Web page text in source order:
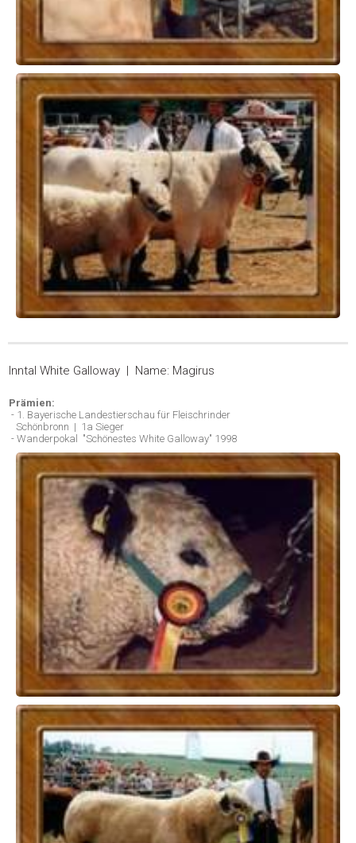
Inntal White Galloway | Name: Magirus
Prämien:
- 1. Bayerische Landestierschau für Fleischrinder
Schönbronn | 1a Sieger
- Wanderpokal "Schönestes White Galloway" 1998